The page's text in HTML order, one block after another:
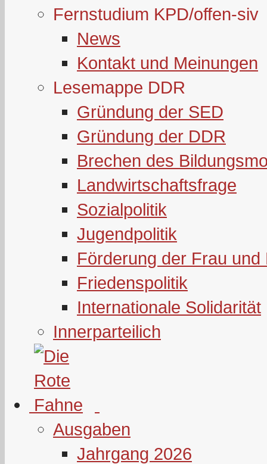
Fernstudium KPD/offen-siv
News
Kontakt und Meinungen
Lesemappe DDR
Gründung der SED
Gründung der DDR
Brechen des
Landwirtschaftsfrage
Sozialpolitik
Jugendpolitik
Förderung der Frau und
Friedenspolitik
Internationale Solidarität
Innerparteilich
Ausgaben
Jahrgang 2026